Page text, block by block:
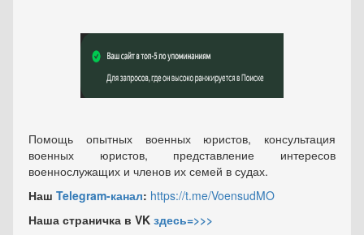
Помощь опытных военных юристов, консультация
военных юристов, представление интересов
военнослужащих и членов их семей в судах.
Наш Telegram-канал: https://t.me/VoensudMO
Наша страничка в VK здесь=>>>